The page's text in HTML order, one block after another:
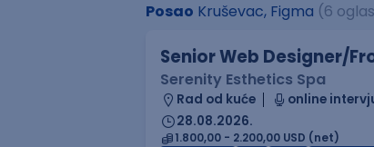
Posao Kruševac, Figma (6
Senior Web Designer/
Serenity Esthetics Spa
Rad od kuće
online
28.08.2026.
1.800,00 - 2.200,00 USD (net)